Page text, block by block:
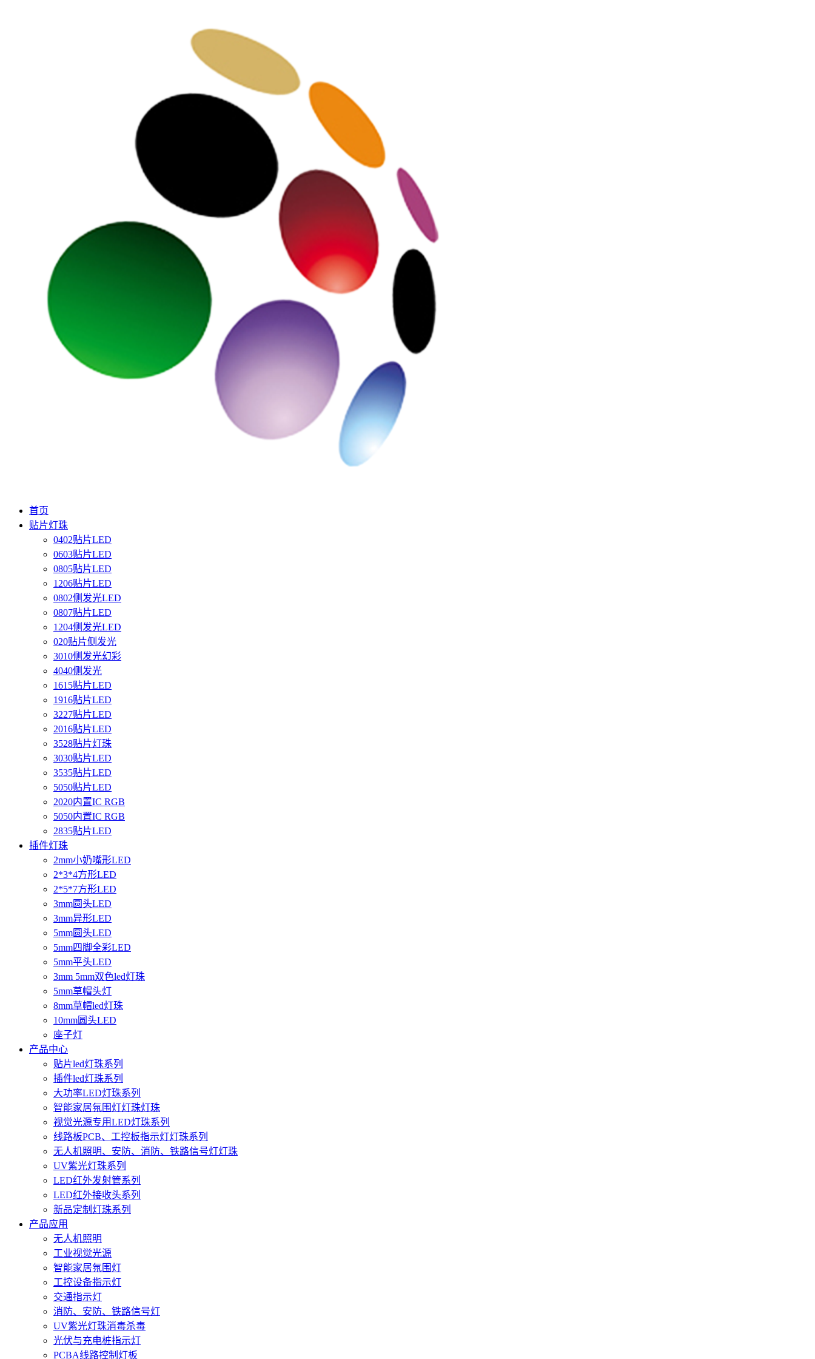
首页
贴片灯珠
0402贴片LED
0603贴片LED
0805贴片LED
1206贴片LED
0802侧发光LED
0807贴片LED
1204侧发光LED
020贴片侧发光
3010侧发光幻彩
4040侧发光
1615贴片LED
1916贴片LED
3227贴片LED
2016贴片LED
3528贴片灯珠
3030贴片LED
3535贴片LED
5050贴片LED
2020内置IC RGB
5050内置IC RGB
2835贴片LED
插件灯珠
2mm小奶嘴形LED
2*3*4方形LED
2*5*7方形LED
3mm圆头LED
3mm异形LED
5mm圆头LED
5mm四脚全彩LED
5mm平头LED
3mm 5mm双色led灯珠
5mm草帽头灯
8mm草帽led灯珠
10mm圆头LED
座子灯
产品中心
贴片led灯珠系列
插件led灯珠系列
大功率LED灯珠系列
智能家居氛围灯灯珠灯珠
视觉光源专用LED灯珠系列
线路板PCB、工控板指示灯灯珠系列
无人机照明、安防、消防、铁路信号灯灯珠
UV紫光灯珠系列
LED红外发射管系列
LED红外接收头系列
新品定制灯珠系列
产品应用
无人机照明
工业视觉光源
智能家居氛围灯
工控设备指示灯
交通指示灯
消防、安防、铁路信号灯
UV紫光灯珠消毒杀毒
光伏与充电桩指示灯
PCBA线路控制灯板